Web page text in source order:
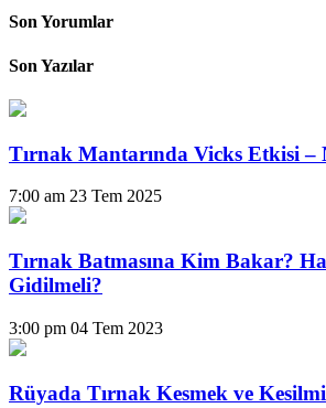
Son Yorumlar
Son Yazılar
Tırnak Mantarında Vicks Etkisi –
7:00 am 23 Tem 2025
Tırnak Batmasına Kim Bakar?
Gidilmeli?
3:00 pm 04 Tem 2023
Rüyada Tırnak Kesmek ve